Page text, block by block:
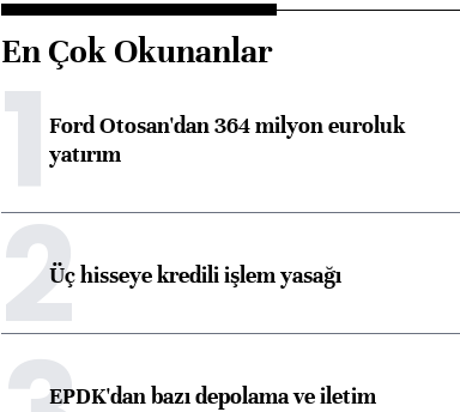
En Çok Okunanlar
1Ford Otosan'dan 364 milyon euroluk
yatırım
2Üç hisseye kredili işlem yasağı
EPDK'dan bazı depolama ve iletim